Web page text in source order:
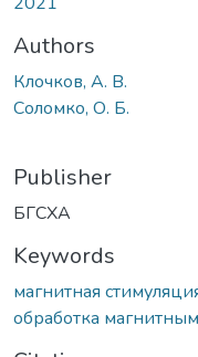
Authors
Клочков, А. В.
Соломко, О. Б.
Publisher
БГСХА
Keywords
магнитная
обработка